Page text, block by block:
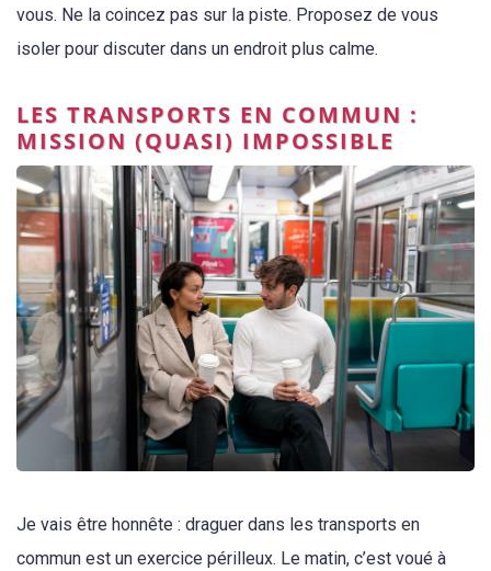
vous. Ne la coincez pas sur la piste. Proposez de vous
isoler pour discuter dans un endroit plus calme.
LES TRANSPORTS EN COMMUN :
MISSION (QUASI) IMPOSSIBLE
Je vais être honnête : draguer dans les transports en
commun est un exercice périlleux. Le matin, c’est voué à